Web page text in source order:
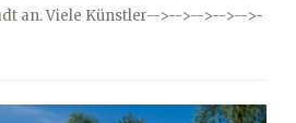
an. Viele Künstler-->-->-->-->-->-